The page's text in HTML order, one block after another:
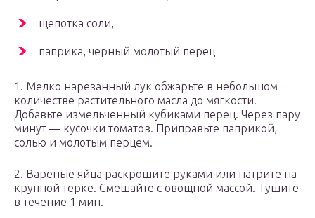
щепотка соли,
паприка, черный молотый перец
1. Мелко нарезанный лук обжарьте в небольшом
количестве растительного масла до мягкости.
Добавьте измельченный кубиками перец. Через пару
минут — кусочки томатов. Приправьте паприкой,
солью и молотым перцем.
2. Вареные яйца раскрошите руками или натрите на
крупной терке. Смешайте с овощной массой. Тушите
в течение 1 мин.